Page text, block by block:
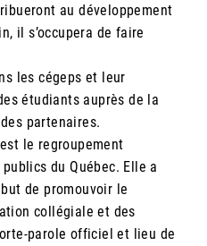
au développement
il s’occupera de faire
les cégeps et leur
étudiants auprès de la
partenaires.
le regroupement
du Québec. Elle a
de promouvoir le
collégiale et des
parole officiel et lieu de